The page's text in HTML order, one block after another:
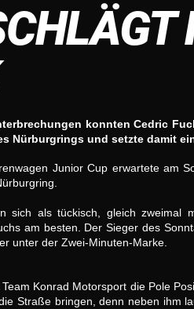
konnten Cedric
Nürburgrings und setzte damit
Junior Cup erwartete am
sich als tückisch, gleich
am besten. Der Sieger des
unter der Zwei-Minuten-Marke.
Konrad Motorsport die Pole
Straße bringen, denn neben ihm